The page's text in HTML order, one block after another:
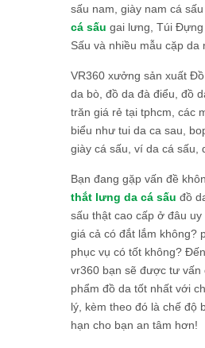
sấu nam, giày nam cá sấu
cá sấu gai lưng, Túi Đựng
Sấu và nhiều mẫu cặp da
VR360 xưởng sản xuất
da bò, đồ da đà điểu, đồ
trăn giá rẻ tại tphcm, các
biểu như tui da ca sau,
giày cá sấu, ví da cá sấu,
Bạn đang gặp vấn đề
thắt lưng da cá sấu đồ
sấu thật cao cấp ở đâu
giá cả có đắt lắm không?
phục vụ có tốt không?
vr360 bạn sẽ được tư vấn
phẩm đồ da tốt nhất với
lý, kèm theo đó là chế độ
hạn cho bạn an tâm hơn!